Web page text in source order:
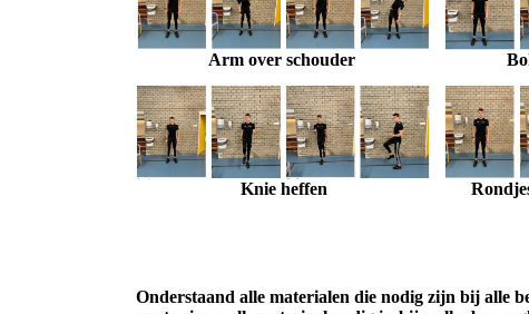
Arm over schouder
Knie heffen
Onderstaand alle materialen die nodig zijn bij alle